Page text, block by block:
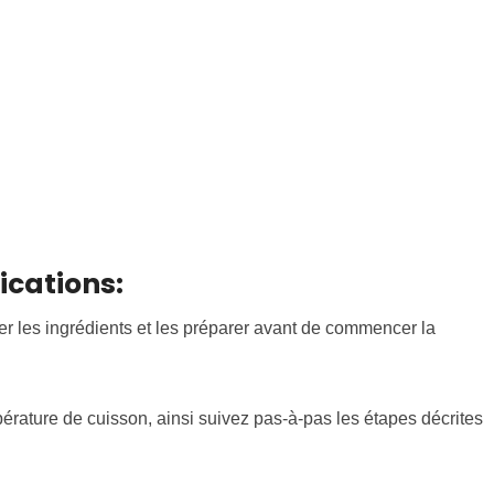
les ingrédients et les préparer avant de commencer la
de cuisson, ainsi suivez pas-à-pas les étapes décrites